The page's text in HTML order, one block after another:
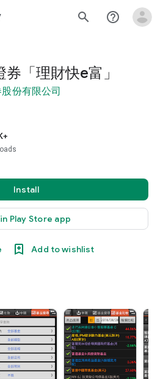
search help_outline
券「理財快e富」
份有限公司
Install
Play Store app
Add to wishlist